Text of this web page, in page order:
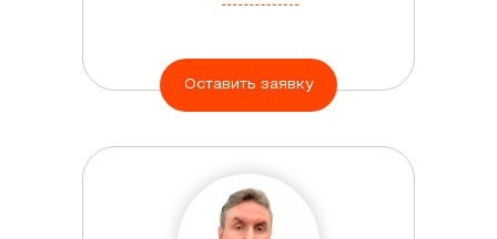
Оставить заявку